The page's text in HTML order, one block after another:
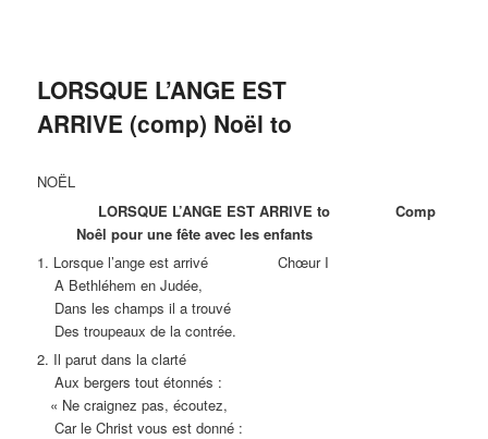
LORSQUE L’ANGE EST
ARRIVE (comp) Noël to
NOËL
LORSQUE L’ANGE EST ARRIVE to Comp
Noêl pour une fête avec les enfants
1. Lorsque l’ange est arrivé Chœur I
A Bethléhem en Judée,
Dans les champs il a trouvé
Des troupeaux de la contrée.
2. Il parut dans la clarté
Aux bergers tout étonnés :
« Ne craignez pas, écoutez,
Car le Christ vous est donné :